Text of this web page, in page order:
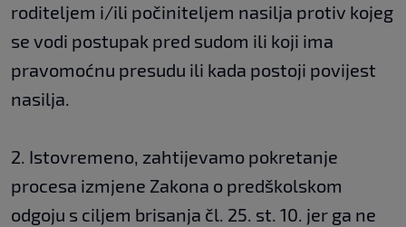
roditeljem i/ili počiniteljem nasilja protiv kojeg
se vodi postupak pred sudom ili koji ima
pravomoćnu presudu ili kada postoji povijest
nasilja.
2. Istovremeno, zahtijevamo pokretanje
procesa izmjene Zakona o predškolskom
odgoju s ciljem brisanja čl. 25. st. 10. jer ga ne